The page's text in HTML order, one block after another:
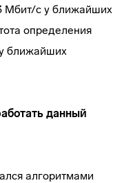
Мбит/с у ближайших
определения
ближайших
данный
алгоритмами